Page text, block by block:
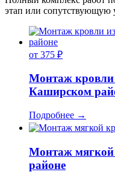
этап или сопутствующую
от 375 ₽
Монтаж кровли
Каширском
Подробнее →
Монтаж
районе